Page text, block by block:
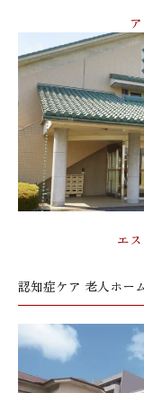
エ
認知症ケア 老人ホー